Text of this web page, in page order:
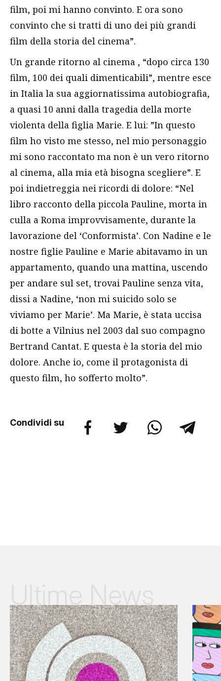
film, poi mi hanno convinto. E ora sono
convinto che si tratti di uno dei più grandi
film della storia del cinema”.
Un grande ritorno al cinema , “dopo circa 130
film, 100 dei quali dimenticabili”, mentre esce
in Italia la sua aggiornatissima autobiografia,
a quasi 10 anni dalla tragedia della morte
violenta della figlia Marie. E lui: ”In questo
film ho visto me stesso, nel mio personaggio
mi sono raccontato ma non è un vero ritorno
al cinema, alla mia età bisogna scegliere”. E
poi indietreggia nei ricordi di dolore: “Nel
libro racconto della piccola Pauline, morta in
culla a Roma improvvisamente, durante la
lavorazione del ‘Conformista’. Con Nadine e le
nostre figlie Pauline e Marie abitavamo in un
appartamento, quando una mattina, uscendo
per andare sul set, trovai Pauline senza vita,
dissi a Nadine, ‘non mi suicido solo se
viviamo per Marie’. Ma Marie, è stata uccisa
di botte a Vilnius nel 2003 dal suo compagno
Bertrand Cantat. E questa è la storia del mio
dolore. Anche io, come il protagonista di
questo film, ho sofferto molto”.
Condividi su